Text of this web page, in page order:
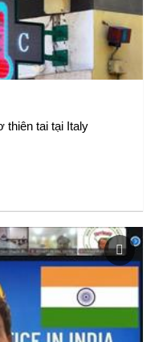
thiên tai tại Italy